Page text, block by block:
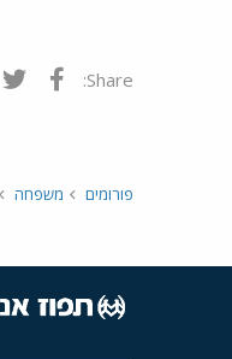
Share: פייסבוק
פורומים משפחה